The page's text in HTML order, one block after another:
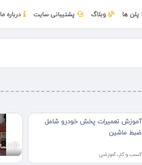
پلن ها وبلاگ پشتیبانی سایت درباره ما
آموزش تعمیرات پخش خودرو شامل
ضبط ماشین
کسب و کار، آموزشی